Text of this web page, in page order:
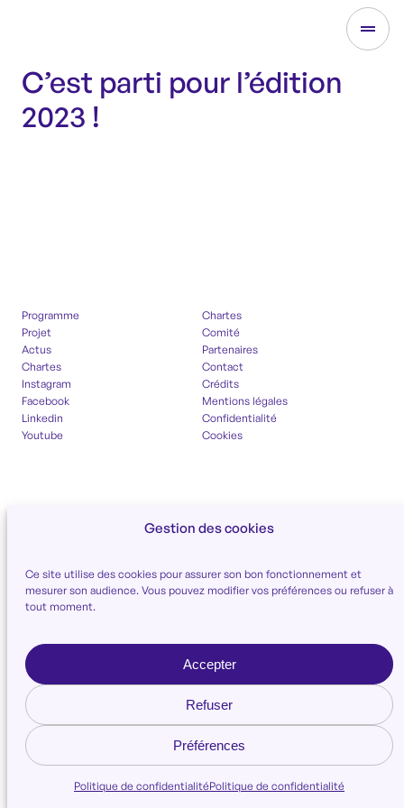
Gestion des cookies
Ce site utilise des cookies pour assurer son bon fonctionnement et
mesurer son audience. Vous pouvez modifier vos préférences ou refuser à
tout moment.
Accepter
Refuser
Préférences
Politique de confidentialitéPolitique de confidentialité
C’est parti pour l’édition
2023 !
Programme
Projet
Actus
Chartes
Chartes
Comité
Partenaires
Contact
Instagram
Facebook
Linkedin
Youtube
Crédits
Mentions légales
Confidentialité
Cookies